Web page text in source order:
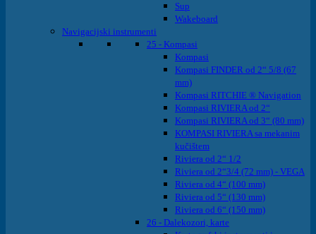
Sup
Wakeboard
Navigacijski instrumenti
25 - Kompasi
Kompasi
Kompasi FINDER od 2“ 5/8 (67
mm)
Kompasi RITCHIE ® Navigation
Kompasi RIVIERA od 2“
Kompasi RIVIERA od 3“ (80 mm)
KOMPASI RIVIERA sa mekanim
kučištem
Riviera od 2“ 1/2
Riviera od 2“3/4 (72 mm) - VEGA
Riviera od 4“ (100 mm)
Riviera od 5“ (130 mm)
Riviera od 6“ (150 mm)
26 - Dalekozori, karte